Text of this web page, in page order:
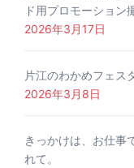
ド用プロモーション
2026年3月17日
片江のわかめフェス
2026年3月8日
きっかけは、お仕事
れて。